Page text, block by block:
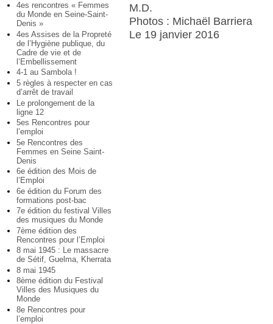
4es rencontres « Femmes
du Monde en Seine-Saint-
Denis »
4es Assises de la Propreté
de l’Hygiène publique, du
Cadre de vie et de
l’Embellissement
4-1 au Sambola !
5 règles à respecter en cas
d’arrêt de travail
Le prolongement de la
ligne 12
5es Rencontres pour
l’emploi
5e Rencontres des
Femmes en Seine Saint-
Denis
6e édition des Mois de
l’Emploi
6e édition du Forum des
formations post-bac
7e édition du festival Villes
des musiques du Monde
7ème édition des
Rencontres pour l’Emploi
8 mai 1945 : Le massacre
de Sétif, Guelma, Kherrata
8 mai 1945
8ème édition du Festival
Villes des Musiques du
Monde
8e Rencontres pour
l’emploi
M.D.
Photos : Michaël Barriera
Le 19 janvier 2016